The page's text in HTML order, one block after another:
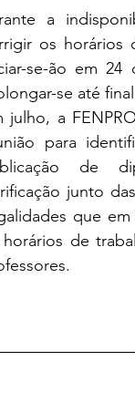
a
os horários
se-ão em
se até
julho, a
para
de
junto
que
horários de